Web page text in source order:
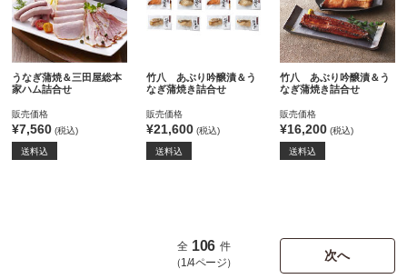
うなぎ蒲焼＆三田屋総本
家ハム詰合せ
販売価格
¥7,560 (税込)
送料込
竹八 あぶり吟醸漬＆う
なぎ蒲焼き詰合せ
販売価格
¥21,600(税込)
送料込
竹八 あぶり吟醸漬＆う
なぎ蒲焼き詰合せ
販売価格
¥16,200 (税込)
送料込
次へ
全 106 件
（1/4ページ）